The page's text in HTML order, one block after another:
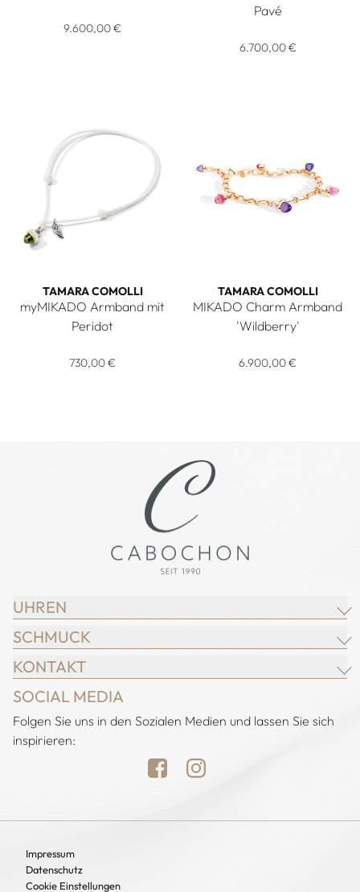
Tamara Comolli MIKADO Flamenco Charm Armband
9.600,00 €
Pavé
6.700,00 €
TAMARA COMOLLI
myMIKADO Armband mit
Peridot
730,00 €
TAMARA COMOLLI
MIKADO Charm Armband
'Wildberry'
6.900,00 €
UHREN
BREITLING
CHOPARD
IWC SCHAFFHAUSEN
JACOB & CO.
LONGINES
UHREN
SCHMUCK
JUWELIER CABOCHON
CHOPARD
DEMEGLIO
LEO WITTWER
MESSIKA
KONTAKT
Adresse:
Juwelier Cabochon
Alstertal EKZ, Heegbarg 31
Sonntag geschlossen
Telefon: 040 - 60 82 46 98
SOCIAL MEDIA
Folgen Sie uns in den Sozialen Medien und lassen Sie sich
inspirieren:
Impressum
Datenschutz
Cookie Einstellungen